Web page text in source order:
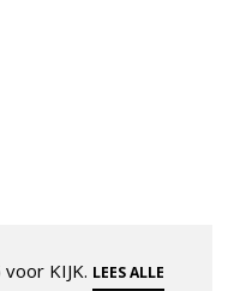
KIJK. LEES ALLE